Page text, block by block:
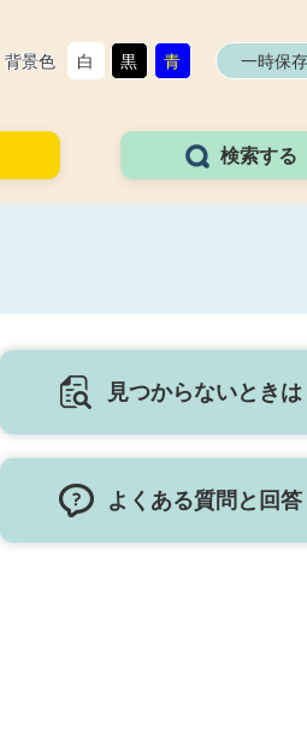
背景色 白 黒 青 一時保存
検索する
見つからないときは
よくある質問と回答